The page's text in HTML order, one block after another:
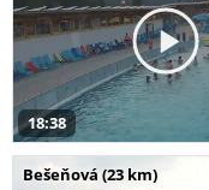
18:38
Bešeňová (23 km)